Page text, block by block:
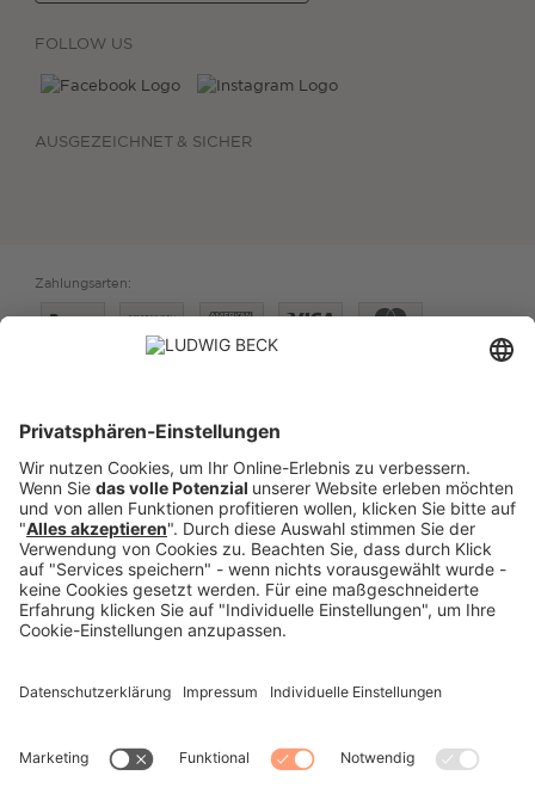
FOLLOW US
AUSGEZEICHNET & SICHER
Zahlungsarten:
Versand:
PREISE FÜR: DEUTSCHLAND SCHWEIZ
DATENSCHUTZ
VERTRAG WIDERRUFEN